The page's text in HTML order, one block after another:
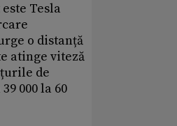
Tesla
o distanță
atinge viteză
de
000 la 60